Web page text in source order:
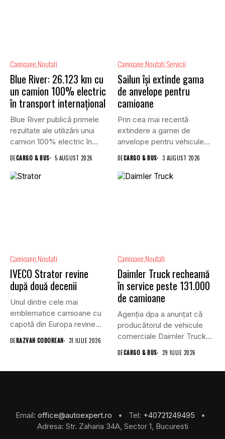
Camioane Noutati
Blue River: 26.123 km cu
un camion 100% electric
în transport internațional
Blue River publică primele
rezultate ale utilizării unui
camion 100% electric în...
DECARGO & BUS 5 AUGUST 2026
Camioane Noutati Servicii
Sailun își extinde gama
de anvelope pentru
camioane
Prin cea mai recentă
extindere a gamei de
anvelope pentru vehicule
DECARGO & BUS 3 AUGUST 2026
Camioane Noutati
IVECO Strator revine
după două decenii
Unul dintre cele mai
emblematice camioane cu
capotă din Europa revine
în...
DERAZVAN CODOREAN 31 IULIE 2026
Camioane Noutati
Daimler Truck recheamă
în service peste 131.000
de camioane
Agenția dpa a anunțat că
producătorul de vehicule
comerciale Daimler Truck
a...
DECARGO & BUS 29 IULIE 2026
Email: office@autoexpert.ro • Tel: +40721249495
•
Adresa: Str. Zaharia 34A, Sector 1, Bucuresti